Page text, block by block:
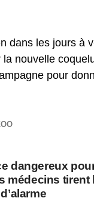
dans les jours à
nouvelle
pour
dangereux
médecins tirent